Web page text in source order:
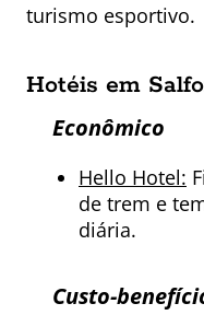
turismo esportivo.
Hotéis em
Econômico
Hello Hotel:
de trem e
diária.
Custo-